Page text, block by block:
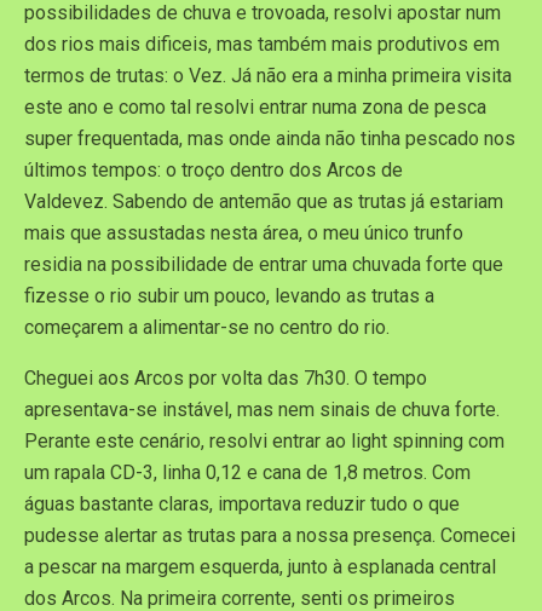
possibilidades de chuva e trovoada, resolvi apostar num
dos rios mais dificeis, mas também mais produtivos em
termos de trutas: o Vez. Já não era a minha primeira visita
este ano e como tal resolvi entrar numa zona de pesca
super frequentada, mas onde ainda não tinha pescado nos
últimos tempos: o troço dentro dos Arcos de
Valdevez. Sabendo de antemão que as trutas já estariam
mais que assustadas nesta área, o meu único trunfo
residia na possibilidade de entrar uma chuvada forte que
fizesse o rio subir um pouco, levando as trutas a
começarem a alimentar-se no centro do rio.
Cheguei aos Arcos por volta das 7h30. O tempo
apresentava-se instável, mas nem sinais de chuva forte.
Perante este cenário, resolvi entrar ao light spinning com
um rapala CD-3, linha 0,12 e cana de 1,8 metros. Com
águas bastante claras, importava reduzir tudo o que
pudesse alertar as trutas para a nossa presença. Comecei
a pescar na margem esquerda, junto à esplanada central
dos Arcos. Na primeira corrente, senti os primeiros